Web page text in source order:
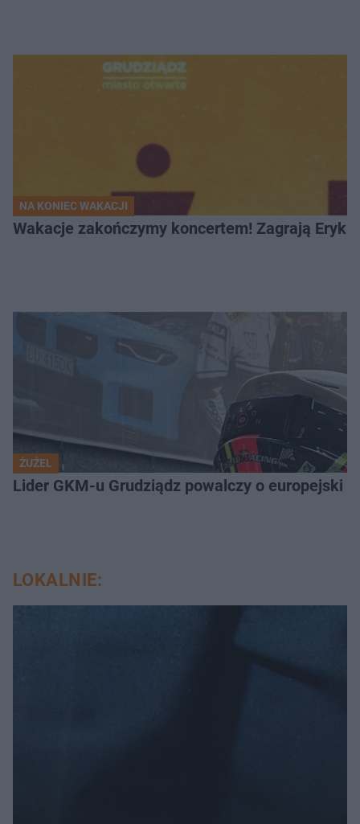
NA KONIEC WAKACJI
Wakacje zakończymy koncertem! Zagrają Eryk
ŻUŻEL
Lider GKM-u Grudziądz powalczy o europejski
LOKALNIE: